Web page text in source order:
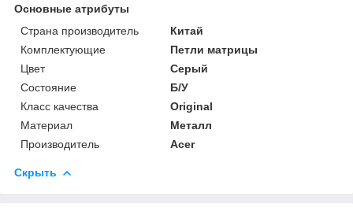
Основные атрибуты
Страна производитель
Китай
Комплектующие
Петли матрицы
Цвет
Серый
Состояние
Б/У
Класс качества
Original
Материал
Металл
Производитель
Acer
Скрыть